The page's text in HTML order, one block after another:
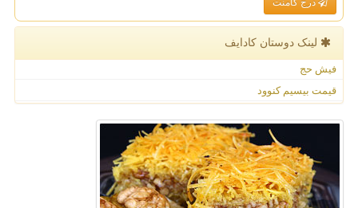
لینک دوستان كادایف
فیش حج
قیمت بیسیم کنوود